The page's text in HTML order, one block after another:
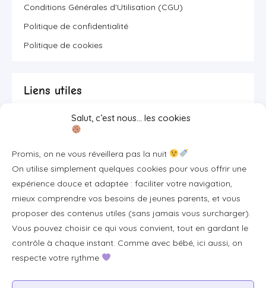
Salut, c’est nous… les cookies
Promis, on ne vous réveillera pas la nuit
On utilise simplement quelques cookies pour vous offrir une
expérience douce et adaptée : faciliter votre navigation,
mieux comprendre vos besoins de jeunes parents, et vous
proposer des contenus utiles (sans jamais vous surcharger).
Vous pouvez choisir ce qui vous convient, tout en gardant le
contrôle à chaque instant. Comme avec bébé, ici aussi, on
respecte votre rythme
Conditions Générales d'Utilisation (CGU)
Politique de confidentialité
Politique de cookies
Liens utiles
Se connecter/S'inscrire
Contact
Plan du site
Tous les articles
Professionnels & partenariats